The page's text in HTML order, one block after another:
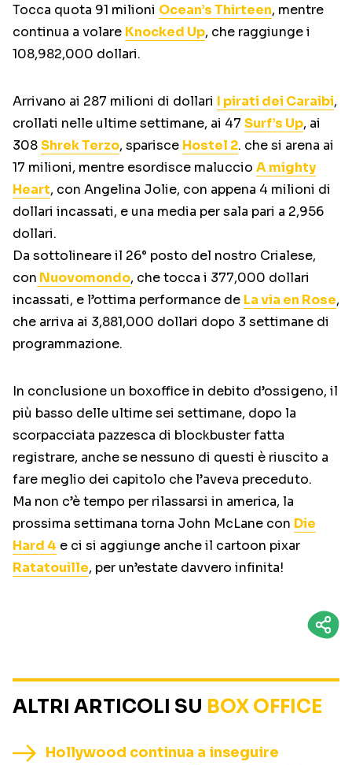
Tocca quota 91 milioni Ocean’s Thirteen, mentre
continua a volare Knocked Up, che raggiunge i
108,982,000 dollari.
Arrivano ai 287 milioni di dollari I pirati dei Caraibi,
crollati nelle ultime settimane, ai 47 Surf’s Up, ai
308Shrek Terzo, sparisce Hostel 2. che si arena ai
17 milioni, mentre esordisce maluccio A mighty
Heart, con Angelina Jolie, con appena 4 milioni di
dollari incassati, e una media per sala pari a 2,956
dollari.
Da sottolineare il 26° posto del nostro Crialese,
con Nuovomondo, che tocca i 377,000 dollari
incassati, e l’ottima performance de La via en Rose,
che arriva ai 3,881,000 dollari dopo 3 settimane di
programmazione.
In conclusione un boxoffice in debito d’ossigeno, il
più basso delle ultime sei settimane, dopo la
scorpacciata pazzesca di blockbuster fatta
registrare, anche se nessuno di questi è riuscito a
fare meglio dei capitolo che l’aveva preceduto.
Ma non c’è tempo per rilassarsi in america, la
prossima settimana torna John McLane con Die
Hard 4 e ci si aggiunge anche il cartoon pixar
Ratatouille, per un’estate davvero infinita!
ALTRI ARTICOLI SU BOX OFFICE
Hollywood continua a inseguire